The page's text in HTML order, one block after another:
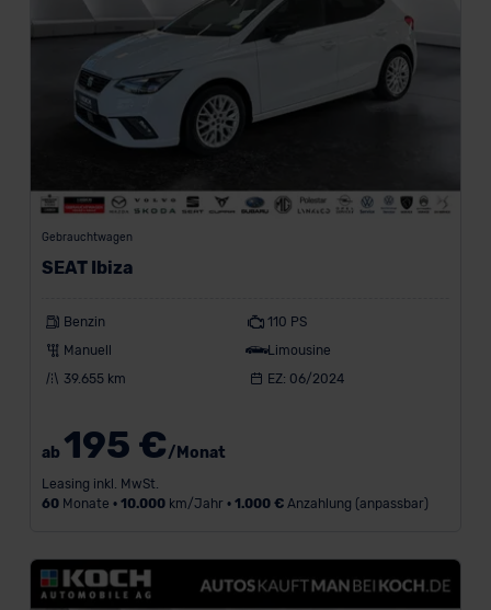
Gebrauchtwagen
SEAT Ibiza
Benzin
110 PS
Manuell
Limousine
39.655 km
EZ: 06/2024
ab 195 €/Monat
Leasing inkl. MwSt.
60Monate • 10.000km/Jahr • 1.000 €Anzahlung (anpassbar)